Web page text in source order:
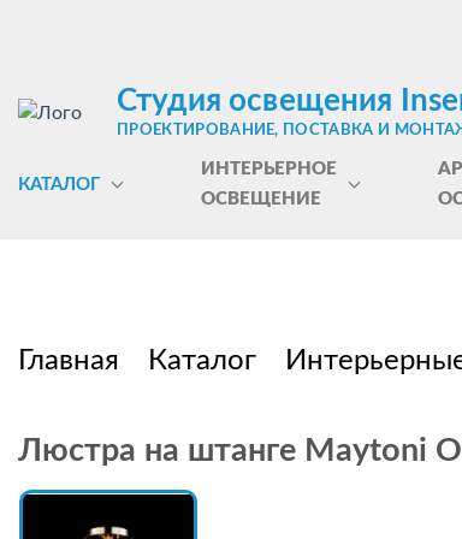
Студия освещения
ПРОЕКТИРОВАНИЕ, ПОСТАВКА И
КАТАЛОГ
ИНТЕРЬЕРНОЕ
ОСВЕЩЕНИЕ
Главная Каталог
Люстра на штанге Maytoni